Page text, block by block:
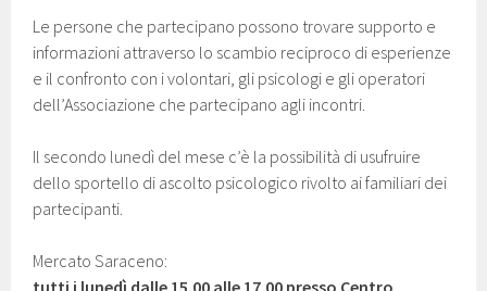
Le persone che partecipano possono trovare supporto e
informazioni attraverso lo scambio reciproco di esperienze
e il confronto con i volontari, gli psicologi e gli operatori
dell’Associazione che partecipano agli incontri.
Il secondo lunedì del mese c’è la possibilità di usufruire
dello sportello di ascolto psicologico rivolto ai familiari dei
partecipanti.
Mercato Saraceno:
tutti i lunedì dalle 15.00 alle 17.00 presso Centro